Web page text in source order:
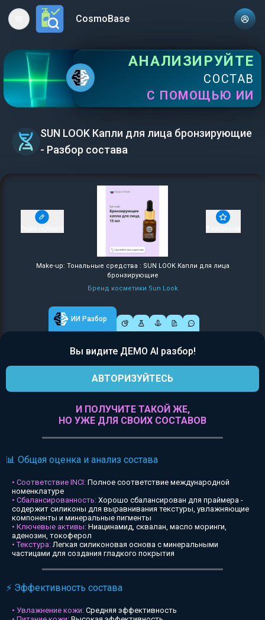
Open main menuCosmoBase
АНАЛИЗИРУЙТЕ
СОСТАВ
С ПОМОЩЬЮ ИИ
SUN LOOK Капли для лица бронзирующие
- Разбор состава
Make-up: Тональные средства : SUN LOOK Капли для лица
бронзирующие
Бренд косметики Sun Look
ИИ Разбор
Вы видите ДЕМО AI разбор!
АВТОРИЗУЙТЕСЬ
И ПОЛУЧИТЕ ТАКОЙ ЖЕ,
НО УЖЕ ДЛЯ СВОИХ СОСТАВОВ
📊 Общая оценка и анализ состава
• Соответствие INCI: Полное соответствие международной
номенклатуре
• Сбалансированность: Хорошо сбалансирован для праймера -
содержит силиконы для выравнивания текстуры, увлажняющие
компоненты и минеральные пигменты
• Ключевые активы: Ниацинамид, сквалан, масло моринги,
аденозин, токоферол
• Текстура:Легкая силиконовая основа с минеральными
частицами для создания гладкого покрытия
⚡ Эффективность состава
• Увлажнение кожи: Средняя эффективность